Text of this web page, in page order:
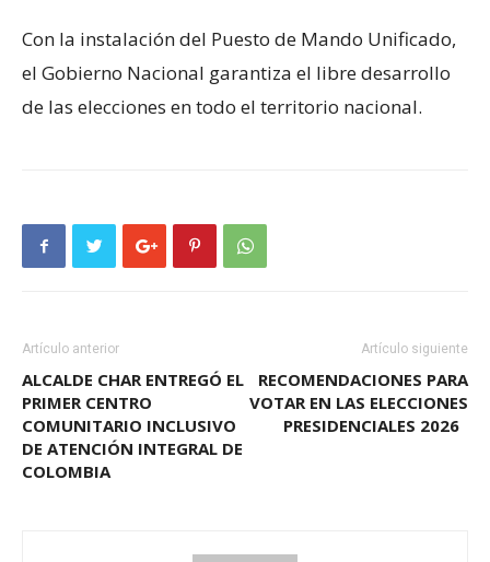
Con la instalación del Puesto de Mando Unificado,
el Gobierno Nacional garantiza el libre desarrollo
de las elecciones en todo el territorio nacional.
Artículo anterior
ALCALDE CHAR ENTREGÓ EL
PRIMER CENTRO
COMUNITARIO INCLUSIVO
DE ATENCIÓN INTEGRAL DE
COLOMBIA
Artículo siguiente
RECOMENDACIONES PARA
VOTAR EN LAS ELECCIONES
PRESIDENCIALES 2026